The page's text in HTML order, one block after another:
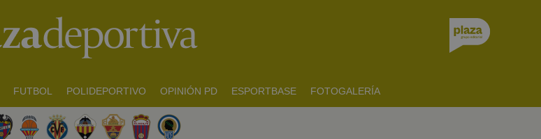
FUTBOL POLIDEPORTIVO OPINIÓN PD ESPORTBASE FOTOGALERÍA